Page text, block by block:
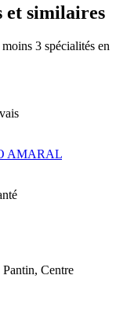
et similaires
moins 3 spécialités en
AMARAL
, Centre